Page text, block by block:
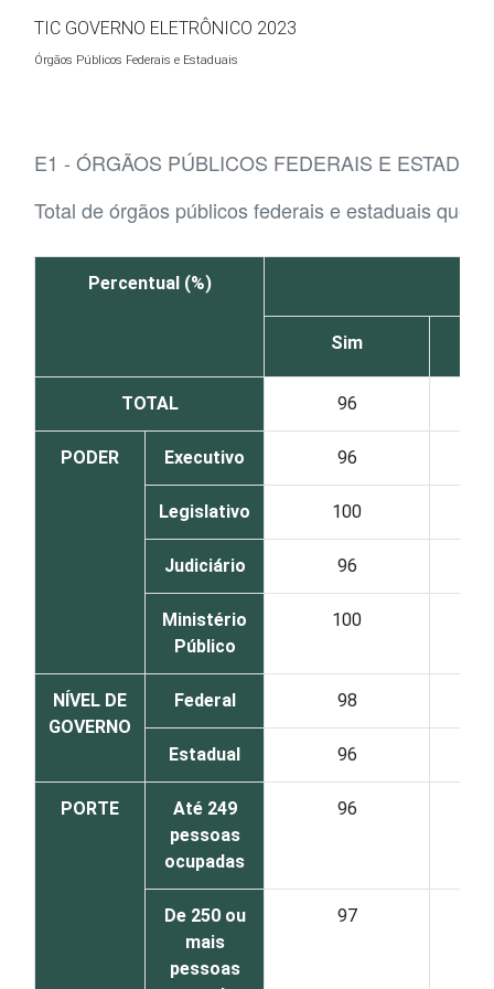
TIC GOVERNO ELETRÔNICO 2023
Órgãos Públicos Federais e Estaduais
E1 - ÓRGÃOS PÚBLICOS FEDERAIS E
Total de órgãos públicos federais e estaduais que
Percentual (%)
Sim
TOTAL 96
PODER Executivo 96
Legislativo 100
Judiciário 96
Ministério
Público
100
NÍVEL DE
GOVERNO
Federal 98
Estadual 96
PORTE
Até 249
pessoas
ocupadas
96
De 250 ou
mais
pessoas
97